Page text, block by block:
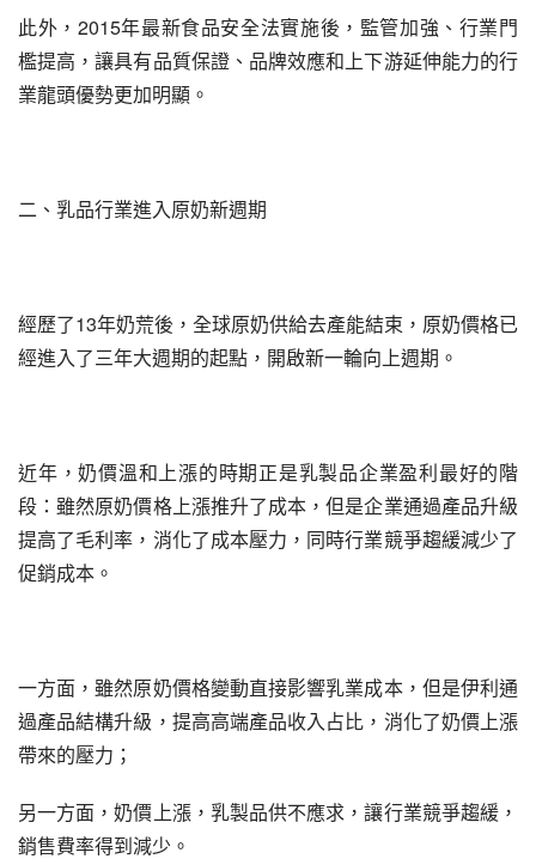
此外，2015年最新食品安全法實施後，監管加強、行業門
檻提高，讓具有品質保證、品牌效應和上下游延伸能力的行
業龍頭優勢更加明顯。
二、乳品行業進入原奶新週期
經歷了13年奶荒後，全球原奶供給去產能結束，原奶價格已
經進入了三年大週期的起點，開啟新一輪向上週期。
近年，奶價溫和上漲的時期正是乳製品企業盈利最好的階
段：雖然原奶價格上漲推升了成本，但是企業通過產品升級
提高了毛利率，消化了成本壓力，同時行業競爭趨緩減少了
促銷成本。
一方面，雖然原奶價格變動直接影響乳業成本，但是伊利通
過產品結構升級，提高高端產品收入占比，消化了奶價上漲
帶來的壓力；
另一方面，奶價上漲，乳製品供不應求，讓行業競爭趨緩，
銷售費率得到減少。